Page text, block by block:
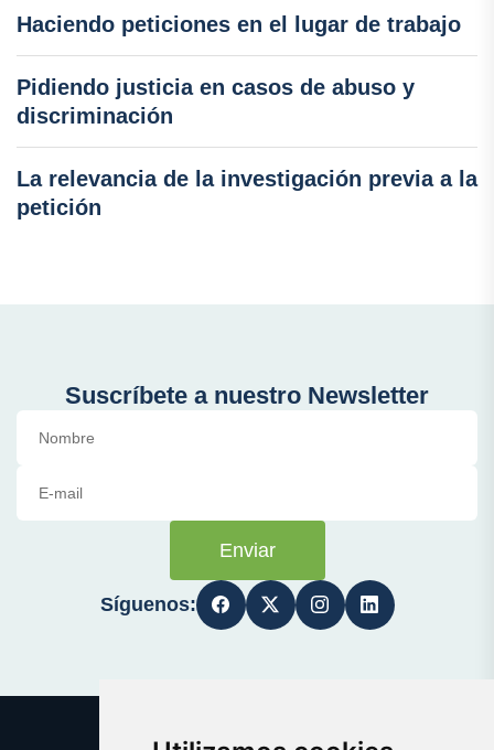
Haciendo peticiones en el lugar de trabajo
Pidiendo justicia en casos de abuso y
discriminación
La relevancia de la investigación previa a la
petición
Suscríbete a nuestro Newsletter
Enviar
Síguenos: